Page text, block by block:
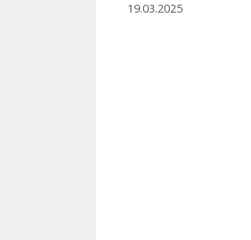
19.03.2025